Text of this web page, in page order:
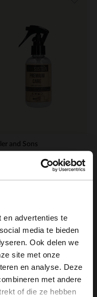
en advertenties te
media te bieden
Ook delen we
site met onze
en analyse. Deze
met andere
of die ze hebben
and Sons
×
English?
Dutch. Would